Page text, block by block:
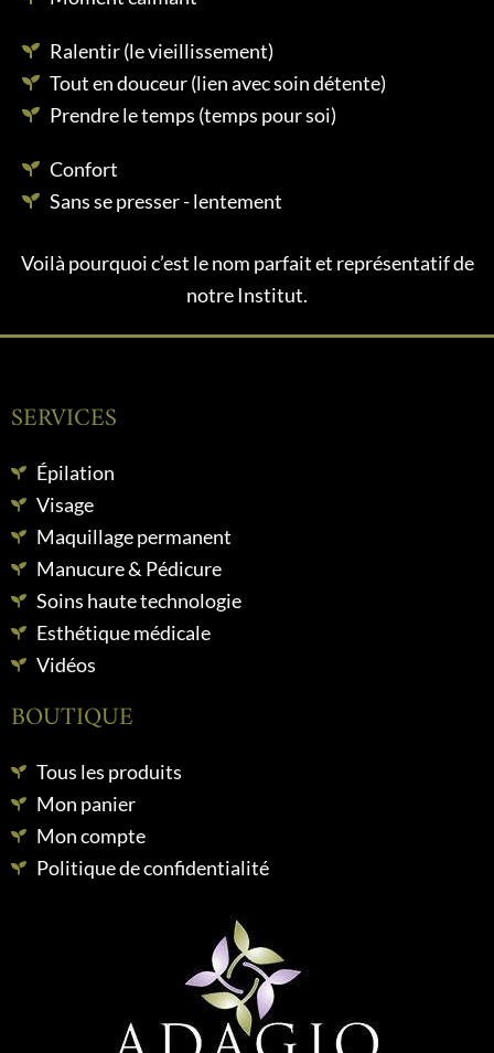
Ralentir (le vieillissement)
Tout en douceur (lien avec soin détente)
Prendre le temps (temps pour soi)
Confort
Sans se presser - lentement
Voilà pourquoi c’est le nom parfait et représentatif de
notre Institut.
SERVICES
Épilation
Visage
Maquillage permanent
Manucure & Pédicure
Soins haute technologie
Esthétique médicale
Vidéos
BOUTIQUE
Tous les produits
Mon panier
Mon compte
Politique de confidentialité